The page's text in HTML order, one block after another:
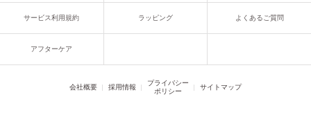
サービス利用規約 ラッピング よくあるご質問
アフターケア
会社概要 採用情報
プライバシー
ポリシー
サイトマップ